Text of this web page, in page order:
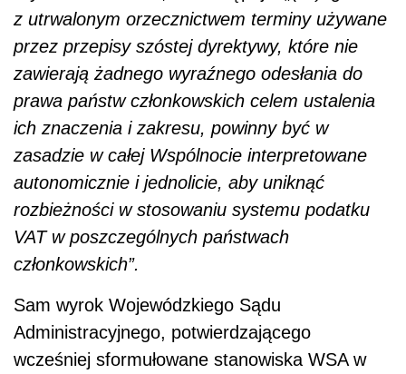
z utrwalonym orzecznictwem terminy używane
przez przepisy szóstej dyrektywy, które nie
zawierają żadnego wyraźnego odesłania do
prawa państw członkowskich celem ustalenia
ich znaczenia i zakresu, powinny być w
zasadzie w całej Wspólnocie interpretowane
autonomicznie i jednolicie, aby uniknąć
rozbieżności w stosowaniu systemu podatku
VAT w poszczególnych państwach
członkowskich”.
Sam wyrok Wojewódzkiego Sądu
Administracyjnego, potwierdzającego
wcześniej sformułowane stanowiska WSA w